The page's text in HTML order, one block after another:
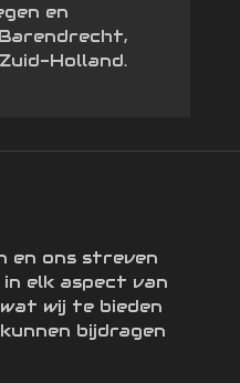
en
Holland.
en ons streven
elk aspect van
wij te bieden
bijdragen